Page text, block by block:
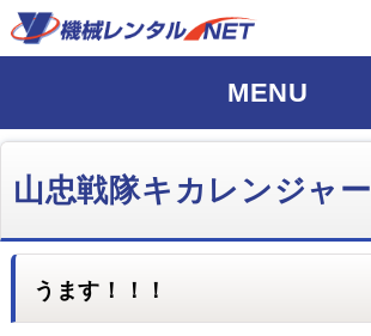
MENU
山忠戦隊キカレンジャー
うます！！！